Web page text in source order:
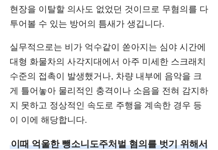
현장을 이탈할 의사도 없었던 것이므로 무혐의를 다
투어볼 수 있는 방어의 틈새가 생깁니다.
실무적으로는 비가 억수같이 쏟아지는 심야 시간에
대형 화물차의 사각지대에서 아주 미세한 스크래치
수준의 접촉이 발생했거나, 차량 내부에 음악을 크
게 틀어놓아 물리적인 충격이나 소음을 전혀 감지하
지 못하고 정상적인 속도로 주행을 계속한 경우 등
이 이에 해당합니다.
이때 억울한 뺑소니도주처벌 혐의를 벗기 위해서